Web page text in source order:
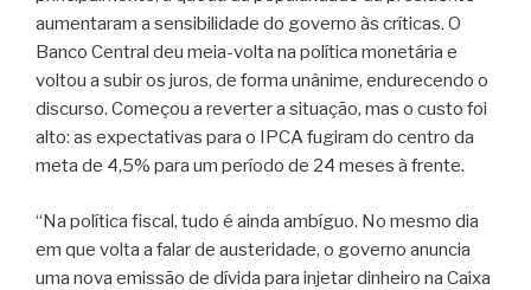
aumentaram a sensibilidade do governo às críticas. O
Banco Central deu meia-volta na política monetária e
voltou a subir os juros, de forma unânime, endurecendo o
discurso. Começou a reverter a situação, mas o custo foi
alto: as expectativas para o IPCA fugiram do centro da
meta de 4,5% para um período de 24 meses à frente.
“Na política fiscal, tudo é ainda ambíguo. No mesmo dia
em que volta a falar de austeridade, o governo anuncia
uma nova emissão de dívida para injetar dinheiro na Caixa